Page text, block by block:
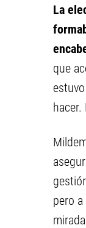
La
que
pero